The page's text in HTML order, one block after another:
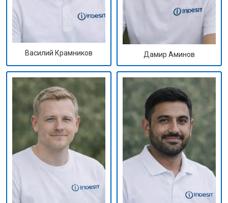
Василий Крамников Дамир Аминов